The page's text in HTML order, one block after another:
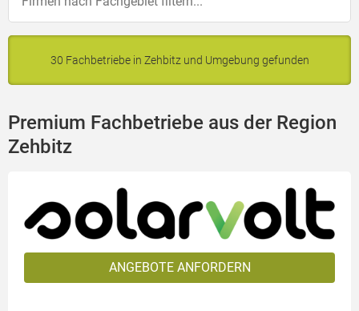
30 Fachbetriebe in Zehbitz und Umgebung gefunden
Premium Fachbetriebe aus der Region
Zehbitz
ANGEBOTE ANFORDERN